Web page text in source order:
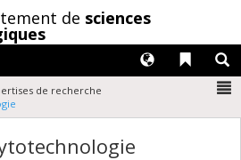
de sciences
Liens
Langues
de recherche